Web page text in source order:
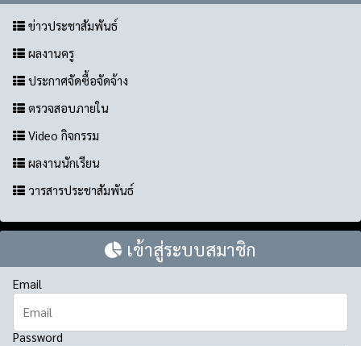
ข่าวประชาสัมพันธ์
ผลงานครู
ประกาศจัดซื้อจัดจ้าง
ตรวจสอบภายใน
Video กิจกรรม
ผลงานนักเรียน
วารสารประชาสัมพันธ์
เข้าสู่ระบบสมาชิก
Email
Password